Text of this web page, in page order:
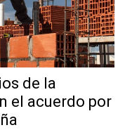
de la
el acuerdo por